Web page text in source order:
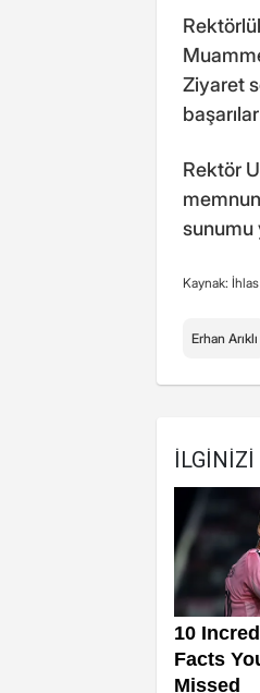
Ziyaret
Rektör
sunumu
Kaynak:
Erhan Arıklı